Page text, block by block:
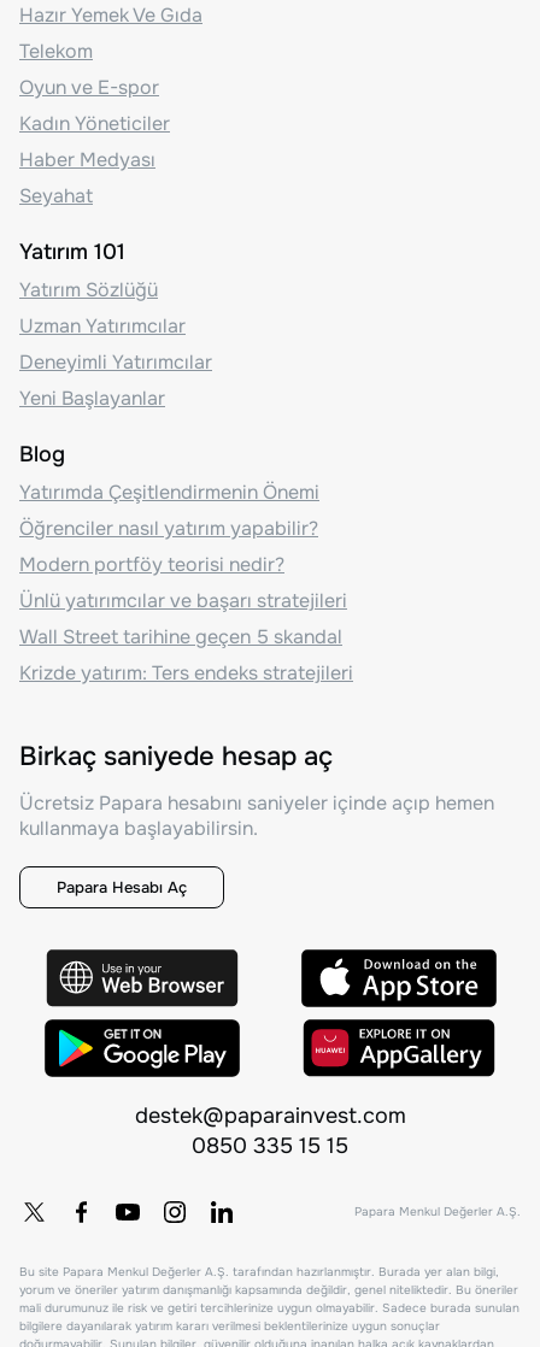
Hazır Yemek Ve Gıda
Telekom
Oyun ve E-spor
Kadın Yöneticiler
Haber Medyası
Seyahat
Yatırım 101
Yatırım Sözlüğü
Uzman Yatırımcılar
Deneyimli Yatırımcılar
Yeni Başlayanlar
Blog
Yatırımda Çeşitlendirmenin Önemi
Öğrenciler nasıl yatırım yapabilir?
Modern portföy teorisi nedir?
Ünlü yatırımcılar ve başarı stratejileri
Wall Street tarihine geçen 5 skandal
Krizde yatırım: Ters endeks stratejileri
Birkaç saniyede hesap aç
Ücretsiz Papara hesabını saniyeler içinde açıp hemen
kullanmaya başlayabilirsin.
Papara Hesabı Aç
destek@paparainvest.com
0850 335 15 15
Papara Menkul Değerler A.Ş.
Bu site Papara Menkul Değerler A.Ş. tarafından hazırlanmıştır. Burada yer alan bilgi,
yorum ve öneriler yatırım danışmanlığı kapsamında değildir, genel niteliktedir. Bu öneriler
mali durumunuz ile risk ve getiri tercihlerinize uygun olmayabilir. Sadece burada sunulan
bilgilere dayanılarak yatırım kararı verilmesi beklentilerinize uygun sonuçlar
doğurmayabilir. Sunulan bilgiler, güvenilir olduğuna inanılan halka açık kaynaklardan